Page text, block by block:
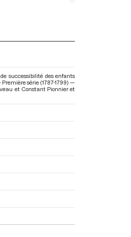
successibilité des enfants
série (1787-1799) —
et Constant Pionnier et